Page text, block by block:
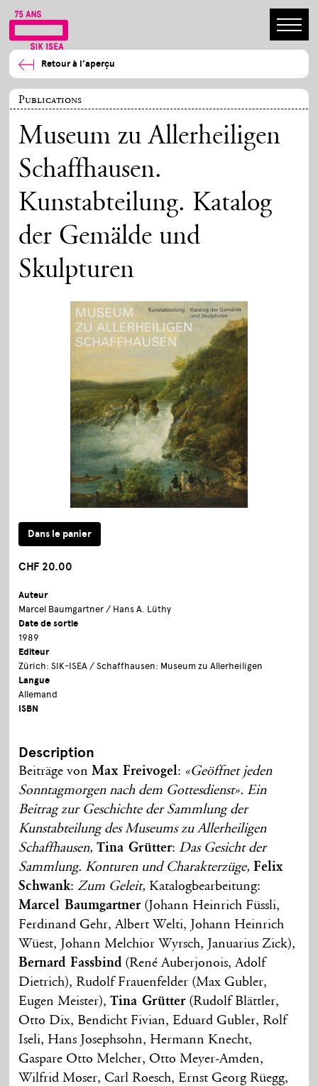
Retour à l’aperçu
Publications
Museum zu Allerheiligen
Schaffhausen.
Kunstabteilung. Katalog
der Gemälde und
Skulpturen
CHF 20.00
Auteur
Marcel Baumgartner / Hans A. Lüthy
Date de sortie
1989
Editeur
Zürich: SIK-ISEA / Schaffhausen: Museum zu Allerheiligen
Langue
Allemand
ISBN
Description
Beiträge vonMax Freivogel: «Geöffnet jeden
Sonntagmorgen nach dem Gottesdienst». Ein
Beitrag zur Geschichte der Sammlung der
Kunstabteilung des Museums zu Allerheiligen
Schaffhausen, Tina Grütter: Das Gesicht der
Sammlung. Konturen und Charakterzüge, Felix
Schwank:Zum Geleit, Katalogbearbeitung:
Marcel Baumgartner(Johann Heinrich Füssli,
Ferdinand Gehr, Albert Welti, Johann Heinrich
Wüest, Johann Melchior Wyrsch, Januarius Zick),
Bernard Fassbind (René Auberjonois, Adolf
Dietrich), Rudolf Frauenfelder (Max Gubler,
Eugen Meister),Tina Grütter(Rudolf Blättler,
Otto Dix, Bendicht Fivian, Eduard Gubler, Rolf
Iseli, Hans Josephsohn, Hermann Knecht,
Gaspare Otto Melcher, Otto Meyer-Amden,
Wilfrid Moser, Carl Roesch, Ernst Georg Rüegg,